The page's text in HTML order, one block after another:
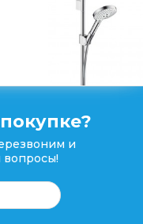
и
вопросы!